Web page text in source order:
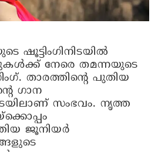
ഷൂട്ടിംഗിനിടയിൽ
നേരെ തമന്നയുടെ
താരത്തിന്റെ പുതിയ
ഗാന
സംഭവം. നൃത്ത
ജൂനിയർ